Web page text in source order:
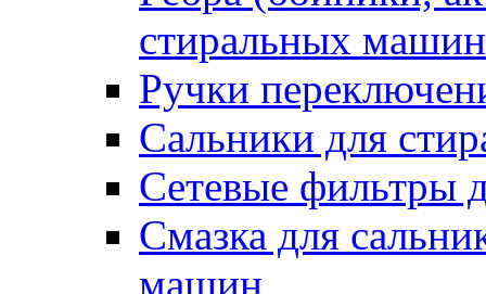
стиральных машин
Ручки
Сальники для
Сетевые фильтры
Смазка для
машин